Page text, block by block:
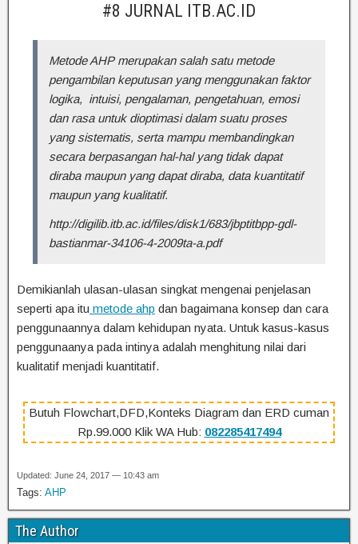
#8 JURNAL ITB.AC.ID
Metode AHP merupakan salah satu metode
pengambilan keputusan yang menggunakan faktor
logika, intuisi, pengalaman, pengetahuan, emosi
dan rasa untuk dioptimasi dalam suatu proses
yang sistematis, serta mampu membandingkan
secara berpasangan hal-hal yang tidak dapat
diraba maupun yang dapat diraba, data kuantitatif
maupun yang kualitatif.
http://digilib.itb.ac.id/files/disk1/683/jbptitbpp-gdl-
bastianmar-34106-4-2009ta-a.pdf
Demikianlah ulasan-ulasan singkat mengenai penjelasan
seperti apa itu metode ahp dan bagaimana konsep dan cara
penggunaannya dalam kehidupan nyata. Untuk kasus-kasus
penggunaanya pada intinya adalah menghitung nilai dari
kualitatif menjadi kuantitatif.
Butuh Flowchart,DFD,Konteks Diagram dan ERD cuman
Rp.99.000 Klik WA Hub: 082285417494
Updated: June 24, 2017 — 10:43 am
Tags: AHP
The Author